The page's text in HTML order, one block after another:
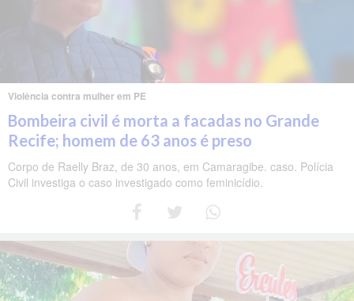
Violência contra mulher em PE
Bombeira civil é morta a facadas no Grande
Recife; homem de 63 anos é preso
Corpo de Raelly Braz, de 30 anos, em Camaragibe. caso. Polícia
Civil investiga o caso investigado como feminicídio.